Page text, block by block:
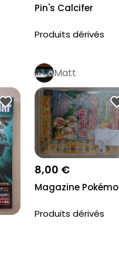
Pin's Calcifer
Produits dérivés
Matt
8,00 €
Magazine
Produits dérivés